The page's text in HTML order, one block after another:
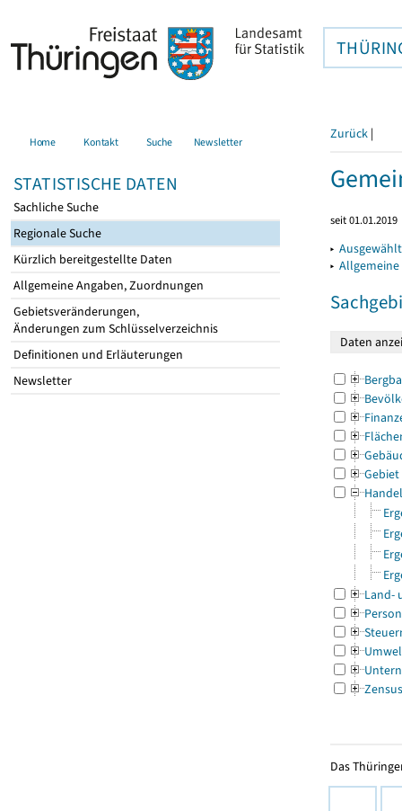
Home Kontakt Suche Newsletter
STATISTISCHE DATEN
Sachliche Suche
Regionale Suche
Kürzlich bereitgestellte Daten
Allgemeine Angaben, Zuordnungen
Gebietsveränderungen,
Änderungen zum Schlüsselverzeichnis
Definitionen und Erläuterungen
Newsletter
Zurück |
seit 01.01.2019
▸
▸
Gebiet
Land-
Zensus
Das